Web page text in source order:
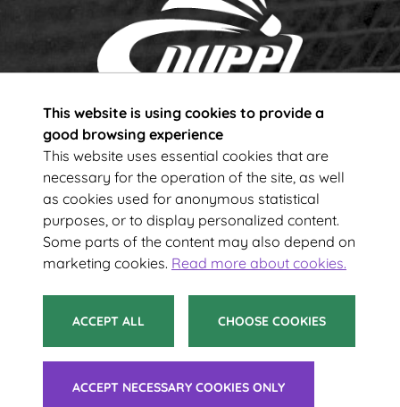
This website is using cookies to provide a
good browsing experience
This website uses essential cookies that are
necessary for the operation of the site, as well
as cookies used for anonymous statistical
purposes, or to display personalized content.
Some parts of the content may also depend on
marketing cookies. Read more about cookies.
ACCEPT ALL
ACCEPT NECESSARY COOKIES ONLY
CHOOSE COOKIES
Subscribe to our newsletter!
Your e-mail address
SUBSCRIBE
© 2021 Suomen Sulkapalloliitto ry